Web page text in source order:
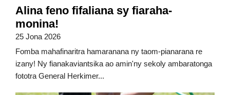
Alina feno fifaliana sy fiaraha-
monina!
25 Jona 2026
Fomba mahafinaritra hamaranana ny taom-pianarana re
izany! Ny fianakaviantsika ao amin'ny sekoly ambaratonga
fototra General Herkimer...